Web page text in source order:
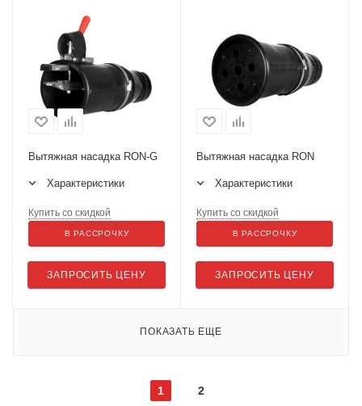
Вытяжная насадка RON-G
Характеристики
ЗАПРОСИТЬ ЦЕНУ
Купить со скидкой
В РАССРОЧКУ
Вытяжная насадка RON
Характеристики
ЗАПРОСИТЬ ЦЕНУ
Купить со скидкой
В РАССРОЧКУ
ПОКАЗАТЬ ЕЩЕ
1 2